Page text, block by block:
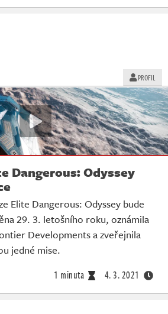
PROFIL
Dangerous: Odyssey
Elite Dangerous: Odyssey bude
29. 3. letošního roku, oznámila
Developments a zveřejnila
jedné mise.
1 minuta 4. 3. 2021